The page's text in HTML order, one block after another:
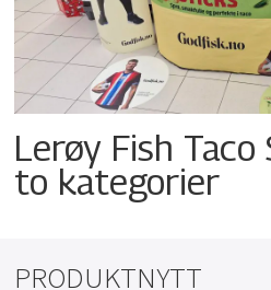
Lerøy Fish
to kategorier
PRODUKTNYTT